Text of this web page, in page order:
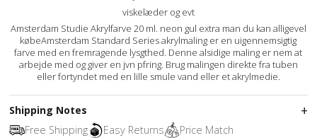
viskelæder og evt
Amsterdam Studie Akrylfarve 20 ml. neon gul extra man du kan alligevel
købeAmsterdam Standard Series akrylmaling er en uigennemsigtig
farve med en fremragende lysgthed. Denne alsidige maling er nem at
arbejde med og giver en jvn pfring. Brug malingen direkte fra tuben
eller fortyndet med en lille smule vand eller et akrylmedie.
Shipping Notes
Free Shipping
Easy Returns Price Match